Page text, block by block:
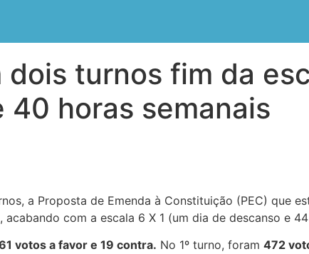
dois turnos fim da
40 horas semanais
a Proposta de Emenda à Constituição (PEC) que
com a escala 6 X 1 (um dia de descanso e
votos a favor e 19 contra. No 1º turno, foram 472